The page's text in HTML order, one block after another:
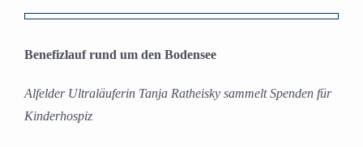
grösseres
Benefizlauf rund um den Bodensee
Alfelder Ultraläuferin Tanja Ratheisky sammelt Spenden für
Kinderhospiz